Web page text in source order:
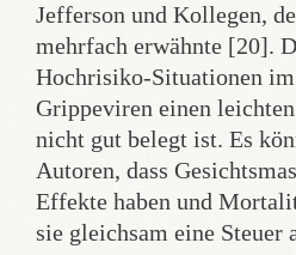
Jefferson und Kollegen,
mehrfach erwähnte [20].
Hochrisiko-Situationen
Grippeviren einen
nicht gut belegt ist. Es
Autoren, dass
Effekte haben und
sie gleichsam eine Steuer